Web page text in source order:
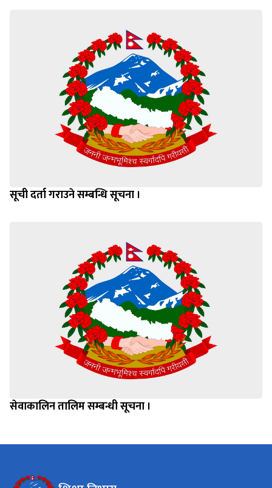
सूची दर्ता गराउने सम्बन्धि सूचना ।
सेवाकालिन तालिम सम्बन्धी सूचना ।